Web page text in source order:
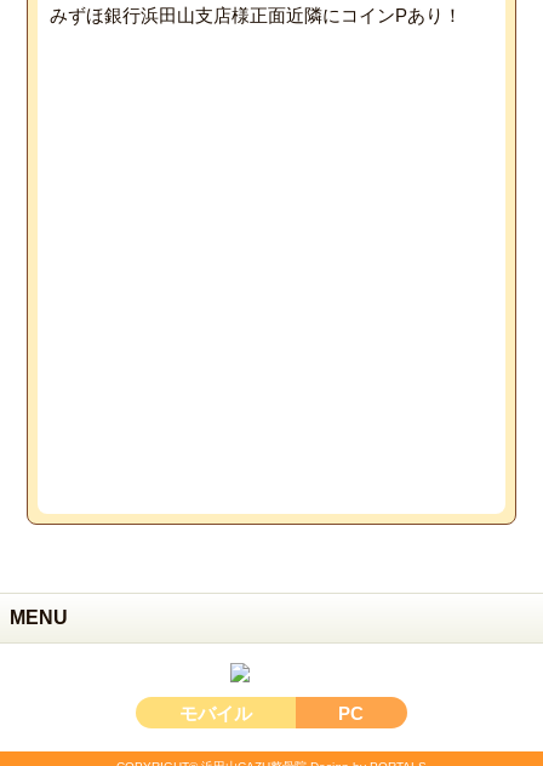
みずほ銀行浜田山支店様正面近隣にコインPあり！
MENU
モバイル PC